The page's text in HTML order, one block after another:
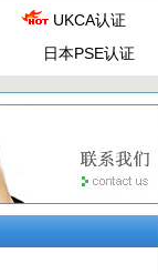
UKCA认证
日本PSE认证